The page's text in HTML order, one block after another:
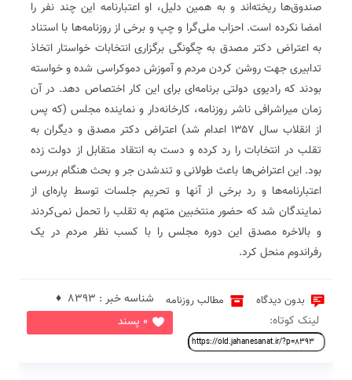
صندوق‌ها ریخته‌اند و به همین دلیل، او اعتبارنامه این چند نفر را
امضا‌ نکرده است. احزاب ملی‌گرا و چپ و برخی از روزنامه‌ها با استناد
به اعتراض دکتر مصدق به چگونگی برگزاری انتخابات خواستار اتخاذ
تدابیری جهت روشن کردن مردم و آموزش دموکراسی شده و خواسته
بودند که رادیوی دولتی برنامه‌ای برای این کار اختصاص دهد. در آن
زمان میراشرافی ناشر روزنامه، کارخانه‌دار و نماینده مجلس (که پس
از انقلاب سال ۱۳۵۷ اعدام شد) اعتراض دکتر مصدق و دیگران به
تقلب در انتخابات را رد کرده و دست به انتقاد متقابل از دولت زده
بود. این اعتراض‌ها باعث طولانی و تندشدن جر و بحث هنگام بررسی
اعتبارنامه‌ها و رد برخی از آنها و تحریم جلسات توسط پاره‌ای از
نمایندگان شد که حضور منتخبین متهم به تقلب را تحمل نمی‌کردند
و بالاخره مصدق این دوره مجلس را با کسب نظر مردم در یک
رفراندوم منحل کرد.
بدون دیدگاه مطالب روزنامه
0 پسند
شناسه خبر : 8393 ♦
لینک کوتاه: